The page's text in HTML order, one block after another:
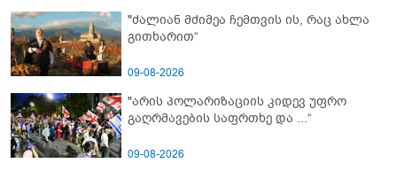
"ძალიან მძიმეა ჩემთვის ის, რაც ახლა
გითხარით“
09-08-2026
"არის პოლარიზაციის კიდევ უფრო
გაღრმავების საფრთხე და ...“
09-08-2026